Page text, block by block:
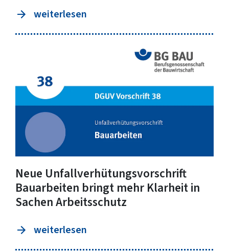
weiterlesen
Neue Unfallverhütungsvorschrift
Bauarbeiten bringt mehr Klarheit in
Sachen Arbeitsschutz
weiterlesen